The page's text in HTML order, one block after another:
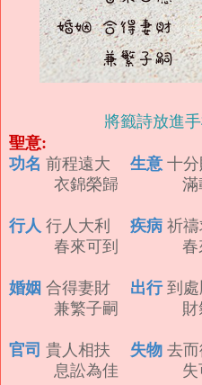
將籤詩放進
聖意:
功名 前程遠大 生意 十
衣錦榮歸 滿載
行人 行人大利 疾病 祈
春來可到 春來
婚姻 合得妻財 出行到處
兼繁子嗣 財氣
官司 貴人相扶 失物 去
息訟為佳 失可